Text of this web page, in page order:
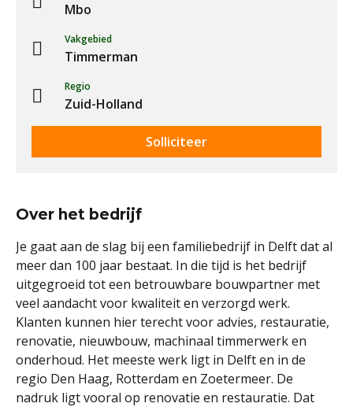
Mbo
Vakgebied
Timmerman
Regio
Zuid-Holland
Solliciteer
Over het bedrijf
Je gaat aan de slag bij een familiebedrijf in Delft dat al
meer dan 100 jaar bestaat. In die tijd is het bedrijf
uitgegroeid tot een betrouwbare bouwpartner met
veel aandacht voor kwaliteit en verzorgd werk.
Klanten kunnen hier terecht voor advies, restauratie,
renovatie, nieuwbouw, machinaal timmerwerk en
onderhoud. Het meeste werk ligt in Delft en in de
regio Den Haag, Rotterdam en Zoetermeer. De
nadruk ligt vooral op renovatie en restauratie. Dat